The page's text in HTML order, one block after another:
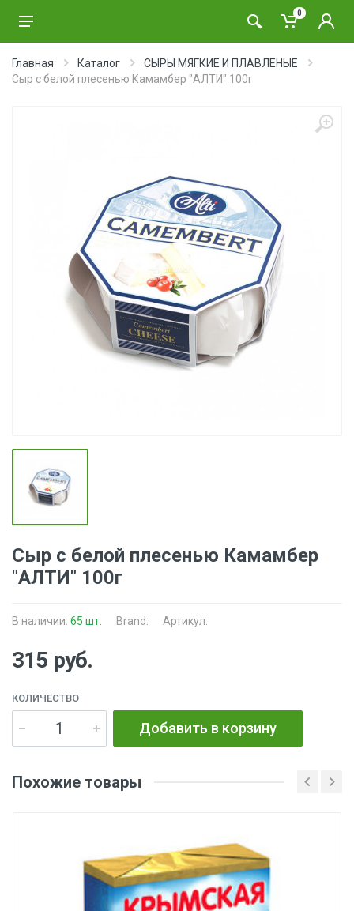
0
Главная Каталог
СЫРЫ МЯГКИЕ И ПЛАВЛЕНЫЕ
Сыр с белой плесенью Камамбер "АЛТИ" 100г
Сыр с белой плесенью Камамбер
"АЛТИ" 100г
В наличии: 65 шт. Brand: Артикул:
315 руб.
КОЛИЧЕСТВО
Добавить в корзину
Похожие товары